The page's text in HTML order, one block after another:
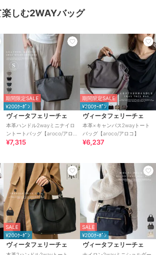
しむ2WAYバッグ
期間限定SALE
¥200ｸｰﾎﾟﾝ
ヴィータフェリーチェ
本革ハンドル2wayミニナイロ
ントートバッグ【aroco/アロ
コ】
¥7,315
期間限定SALE
¥200ｸｰﾎﾟﾝ
ヴィータフェリーチェ
本革×キャンバス2wayトート
バッグ【aroco/アロコ】
¥6,237
SALE
¥200ｸｰﾎﾟﾝ
ヴィータフェリーチェ
SALE
¥200ｸｰﾎﾟﾝ
ヴィータフェリーチェ